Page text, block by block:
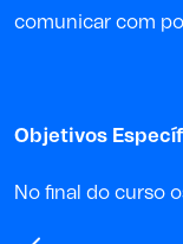
comunicar com
Objetivos
No final do curso